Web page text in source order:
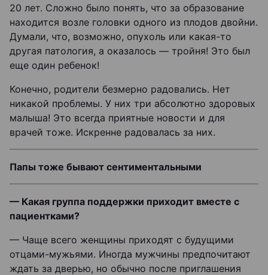
20 лет. Сложно было понять, что за образование
находится возле головки одного из плодов двойни.
Думали, что, возможно, опухоль или какая-то
другая патология, а оказалось — тройня! Это был
еще один ребенок!
Конечно, родители безмерно радовались. Нет
никакой проблемы. У них три абсолютно здоровых
малыша! Это всегда приятные новости и для
врачей тоже. Искренне радовалась за них.
Папы тоже бывают сентиментальными
— Какая группа поддержки приходит вместе с
пациентками?
— Чаще всего женщины приходят с будущими
отцами-мужьями. Иногда мужчины предпочитают
ждать за дверью, но обычно после приглашения